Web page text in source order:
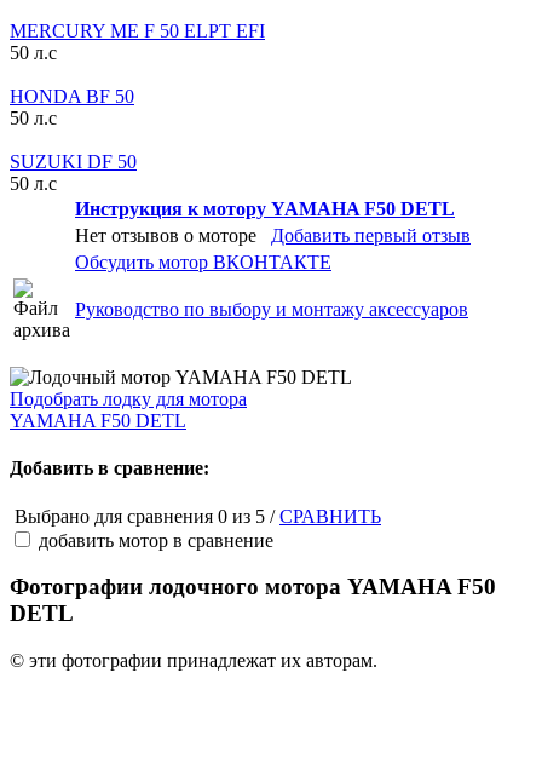
MERCURY ME F 50 ELPT EFI
50 л.с
HONDA BF 50
50 л.с
SUZUKI DF 50
50 л.с
Инструкция к мотору YAMAHA F50 DETL
Нет отзывов о моторе Добавить первый отзыв
Обсудить мотор ВКОНТАКТЕ
Руководство по выбору и монтажу аксессуаров
Подобрать лодку для мотора
YAMAHA F50 DETL
Добавить в сравнение:
Выбрано для сравнения 0 из 5 /СРАВНИТЬ
добавить мотор в сравнение
Фотографии лодочного мотора YAMAHA F50
DETL
© эти фотографии принадлежат их авторам.